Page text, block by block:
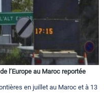
l’Europe au Maroc reportée
en juillet au Maroc et à 13